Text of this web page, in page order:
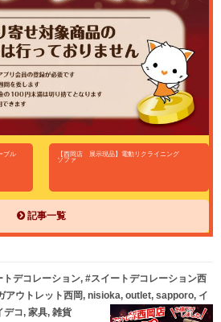
ブル 【西岡店 展示現品】電動リクライニング
ソファ
記事一覧
デコレーション, #スイートデコレーション西
アウトレット西岡, nisioka, outlet, sapporo, イ
デコ, 家具, 雑貨